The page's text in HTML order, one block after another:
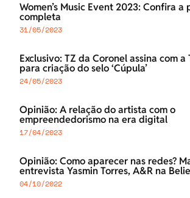
Women’s Music Event 2023: Confira
completa
31/05/2023
Exclusivo: TZ da Coronel assina com
para criação do selo ‘Cúpula’
24/05/2023
Opinião: A relação do artista com o
empreendedorismo na era digital
17/04/2023
Opinião: Como aparecer nas redes?
entrevista Yasmin Torres, A&R na
04/10/2022